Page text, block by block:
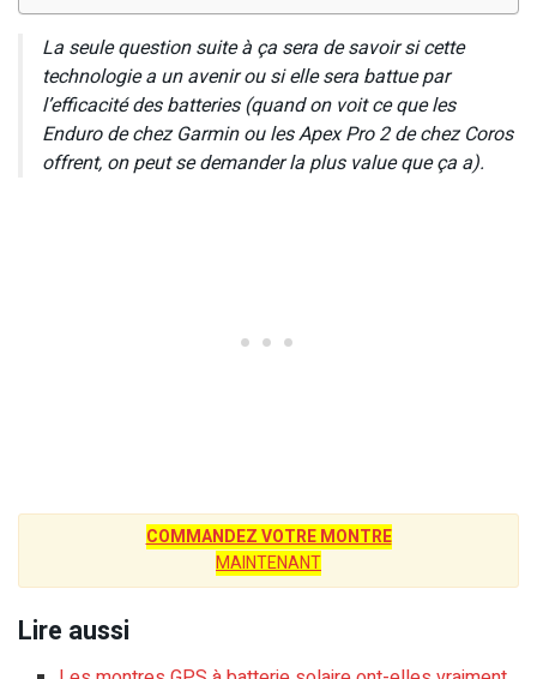
La seule question suite à ça sera de savoir si cette
technologie a un avenir ou si elle sera battue par
l’efficacité des batteries (quand on voit ce que les
Enduro de chez Garmin ou les Apex Pro 2 de chez Coros
offrent, on peut se demander la plus value que ça a).
COMMANDEZ VOTRE MONTRE
MAINTENANT
Lire aussi